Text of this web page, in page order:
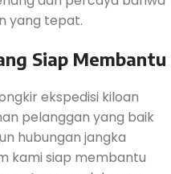
yang tepat.
Siap Membantu
ekspedisi kiloan
pelanggan yang baik
hubungan jangka
kami siap membantu